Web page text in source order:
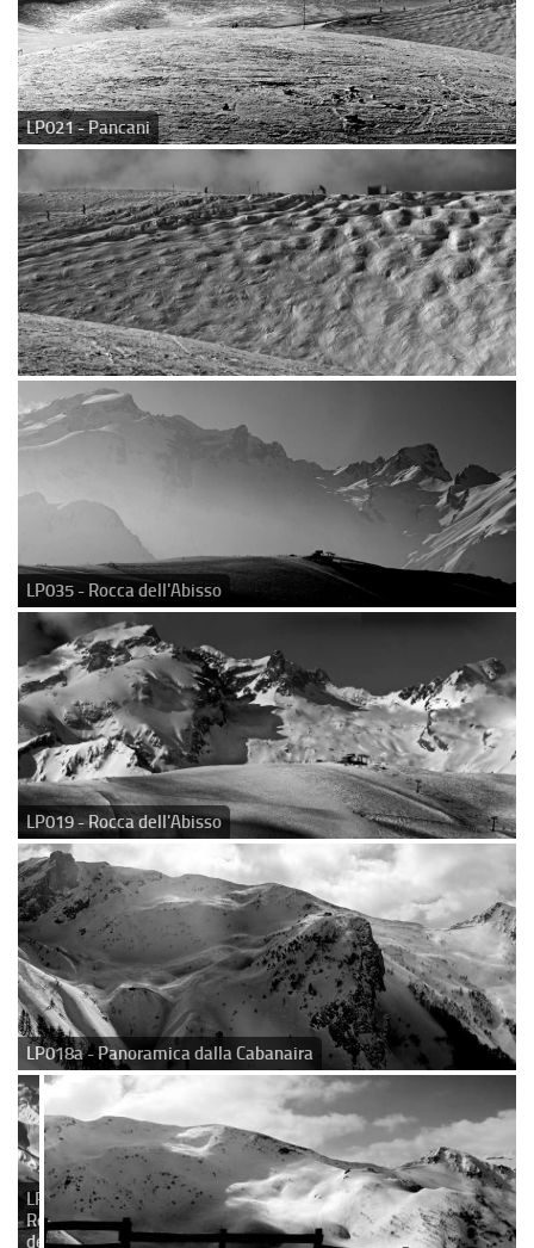
LP021 - Pancani
LP035 - Rocca dell'Abisso
LP019 - Rocca dell'Abisso
LP018a - Panoramica dalla Cabanaira
LP015 -
Rocca
dell'Abisso